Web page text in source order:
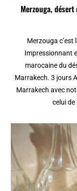
Merzouga,
Merzouga c’est
Impressionnant
marocaine du
Marrakech. 3 jours
Marrakech avec
celui